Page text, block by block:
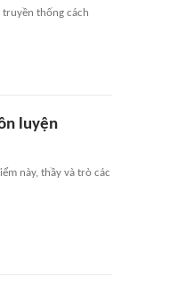
truyền thống cách
luyện
này, thầy và trò các